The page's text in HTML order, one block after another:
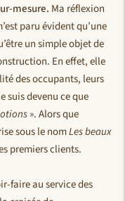
mesure. Ma réflexion
paru évident qu’une
un simple objet de
En effet, elle
des occupants, leurs
suis devenu ce que
». Alors que
sous le nomLes beaux
premiers clients.
faire au service des